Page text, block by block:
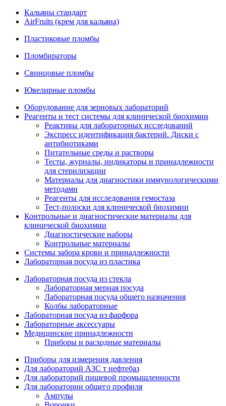
Кальяны стандарт
AirFruits (крем для кальяна)
Пластиковые пломбы
Пломбираторы
Свинцовые пломбы
Ювелирные пломбы
Оборудование для зерновых лабораторий
Реагенты и тест системы для клинической биохимии
Реактивы для лабораторных исследований
Экспресс идентификация бактерий. Диски с
антибиотиками
Питательные среды и растворы
Тесты, журналы, индикаторы и принадлежности
для стерилизации
Материалы для диагностики иммунологическими
методами
Реагенты для исследования гемостаза
Тест-полоски для клинической биохимии
Контрольные и диагностические материалы для
клинической биохимии
Диагностические наборы
Контрольные материалы
Системы забора крови и принадлежности
Лабораторная посуда из пластика
Лабораторная посуда из стекла
Лабораторная мерная посуда
Лабораторная посуда общего назначения
Колбы лабораторные
Лабораторная посуда из фарфора
Лабораторные аксессуары
Медицинские принадлежности
Приборы и расходные материалы
Приборы для измерения давления
Для лабораторий АЗС т нефтебаз
Для лабораторий пищевой промышленности
Для лаборатории общего профиля
Ампулы